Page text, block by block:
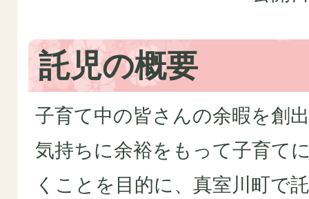
託児の概要
子育て中の皆さんの余暇を創
気持ちに余裕をもって子育て
くことを目的に、真室川町で